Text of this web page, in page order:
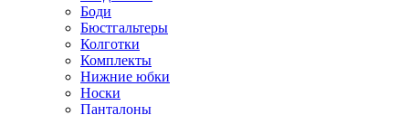
Боди
Бюстгальтеры
Колготки
Комплекты
Нижние юбки
Носки
Панталоны